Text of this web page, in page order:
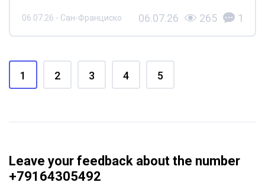
06.07.26 - Сан-Франциско 06.07.26 265 1
1 2 3 4 5
Leave your feedback about the number
+79164305492